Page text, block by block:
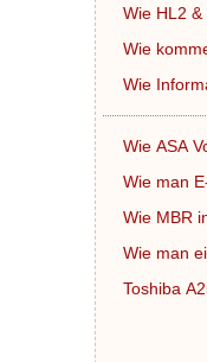
Wie HL2
Wie
Wie
Wie ASA
Wie man
Wie MBR
Wie man
Toshiba